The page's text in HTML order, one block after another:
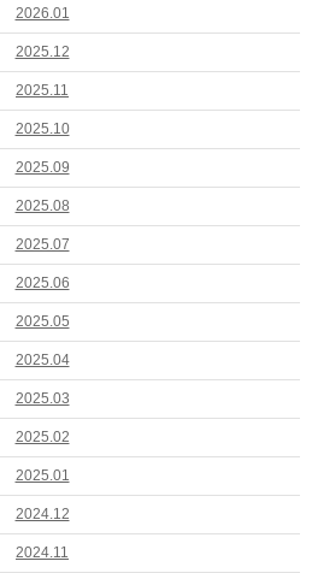
2026.01
2025.12
2025.11
2025.10
2025.09
2025.08
2025.07
2025.06
2025.05
2025.04
2025.03
2025.02
2025.01
2024.12
2024.11